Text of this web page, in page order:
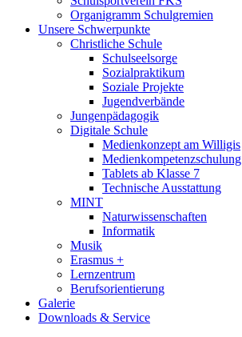
Organigramm Schulgremien
Unsere Schwerpunkte
Christliche Schule
Schulseelsorge
Sozialpraktikum
Soziale Projekte
Jugendverbände
Jungenpädagogik
Digitale Schule
Medienkonzept am Willigis
Medienkompetenzschulung
Tablets ab Klasse 7
Technische Ausstattung
MINT
Naturwissenschaften
Informatik
Musik
Erasmus +
Lernzentrum
Berufsorientierung
Galerie
Downloads & Service